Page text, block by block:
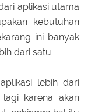
aplikasi utama
kebutuhan
ini banyak
dari satu.
lebih dari
karena akan